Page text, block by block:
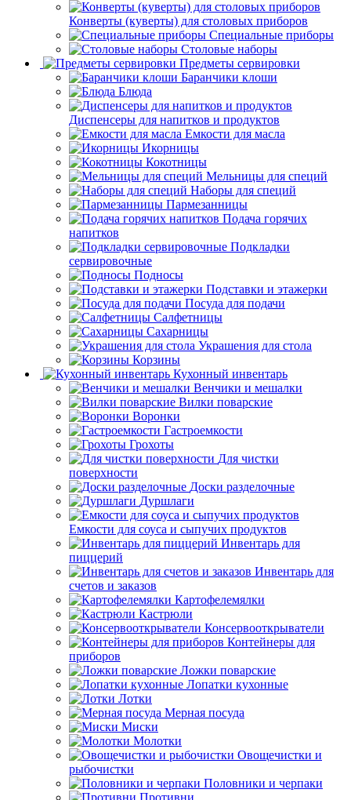
Конверты (куверты) для столовых приборов
Специальные приборы
Столовые наборы
Предметы сервировки
Баранчики клоши
Блюда
Диспенсеры для напитков и продуктов
Емкости для масла
Икорницы
Кокотницы
Мельницы для специй
Наборы для специй
Пармезанницы
Подача горячих
напитков
Подкладки
сервировочные
Подносы
Подставки и этажерки
Посуда для подачи
Салфетницы
Сахарницы
Украшения для стола
Корзины
Кухонный инвентарь
Венчики и мешалки
Вилки поварские
Воронки
Гастроемкости
Грохоты
Для чистки
поверхности
Доски разделочные
Дуршлаги
Емкости для соуса и сыпучих продуктов
Инвентарь для
пиццерий
Инвентарь для
счетов и заказов
Картофелемялки
Кастрюли
Консервооткрыватели
Контейнеры для
приборов
Ложки поварские
Лопатки кухонные
Лотки
Мерная посуда
Миски
Молотки
Овощечистки и
рыбочистки
Половники и черпаки
Противни